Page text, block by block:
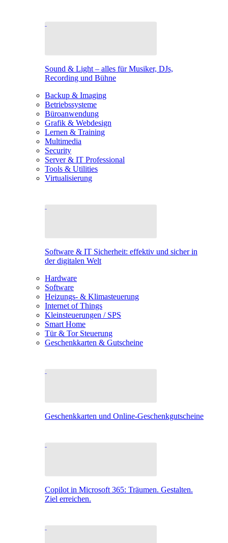
Sound & Light – alles für Musiker, DJs,
Recording und Bühne
Backup & Imaging
Betriebssysteme
Büroanwendung
Grafik & Webdesign
Lernen & Training
Multimedia
Security
Server & IT Professional
Tools & Utilities
Virtualisierung
Software & IT Sicherheit: effektiv und sicher in
der digitalen Welt
Hardware
Software
Heizungs- & Klimasteuerung
Internet of Things
Kleinsteuerungen / SPS
Smart Home
Tür & Tor Steuerung
Geschenkkarten & Gutscheine
Geschenkkarten und Online-Geschenkgutscheine
Copilot in Microsoft 365: Träumen. Gestalten.
Ziel erreichen.